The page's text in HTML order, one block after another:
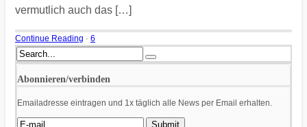
vermutlich auch das […]
Continue Reading · 6
Abonnieren/verbinden
Emailadresse eintragen und 1x täglich alle News per Email erhalten.